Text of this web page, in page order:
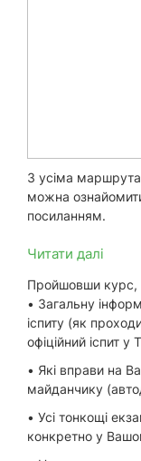
З усіма
можна
посиланням.
Читати далі
Пройшовши курс,
• Загальну
іспиту (як
офіційний іспит у
• Які вправи на
майданчику
• Усі тонкощі
конкретно у